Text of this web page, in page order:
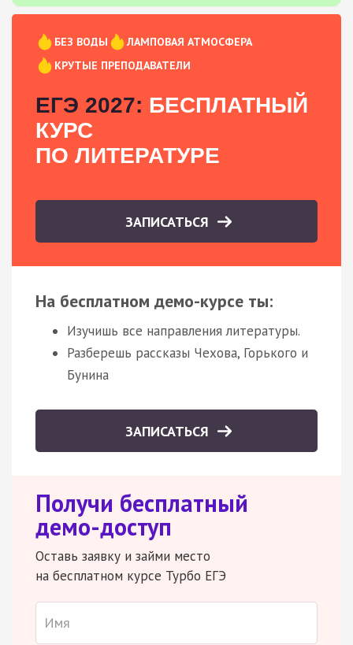
БЕЗ ВОДЫ
ЛАМПОВАЯ АТМОСФЕРА
КРУТЫЕ ПРЕПОДАВАТЕЛИ
ЕГЭ 2027: БЕСПЛАТНЫЙ
КУРС
ПО ЛИТЕРАТУРЕ
ЗАПИСАТЬСЯ
На бесплатном демо-курсе ты:
Изучишь все направления литературы.
Разберешь рассказы Чехова, Горького и
Бунина
ЗАПИСАТЬСЯ
Получи бесплатный
демо-доступ
Оставь заявку и займи место
на бесплатном курсе Турбо ЕГЭ